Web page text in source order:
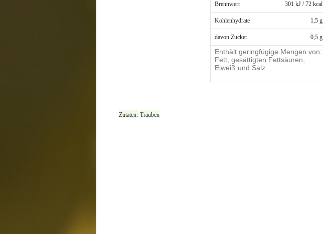
Brennwert 301 kJ / 72 kcal
Kohlenhydrate 1,5 g
davon Zucker 0,5 g
Enthält geringfügige Mengen von:
Fett, gesättigten Fettsäuren,
Eiweiß und Salz
Zutaten: Trauben